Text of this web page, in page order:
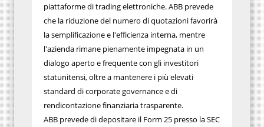
piattaforme di trading elettroniche. ABB prevede
che la riduzione del numero di quotazioni favorirà
la semplificazione e l'efficienza interna, mentre
l'azienda rimane pienamente impegnata in un
dialogo aperto e frequente con gli investitori
statunitensi, oltre a mantenere i più elevati
standard di corporate governance e di
rendicontazione finanziaria trasparente.
ABB prevede di depositare il Form 25 presso la SEC